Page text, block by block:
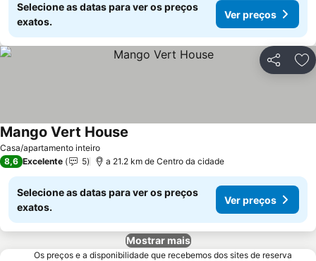
Selecione as datas para ver os preços
exatos.
Ver preços
Partilhar
Casa/apartamento inteiro
Mango Vert House
8,6 Excelente 5 a 21.2 km de Centro da cidade
Selecione as datas para ver os preços
exatos.
Ver preços
Mostrar mais
Os preços e a disponibilidade que recebemos dos sites de reserva